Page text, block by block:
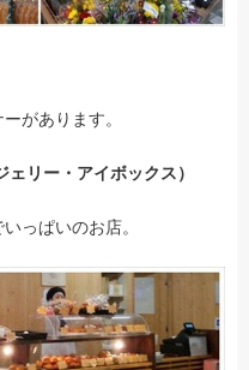
があります。
リー・アイボックス）
っぱいのお店。